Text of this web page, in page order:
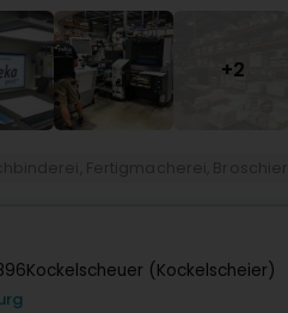
+2
Kockelscheuer (Kockelscheier)